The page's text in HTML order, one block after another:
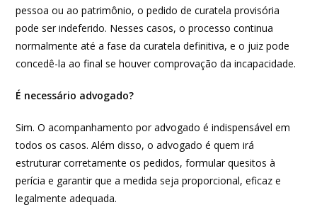
pessoa ou ao patrimônio, o pedido de curatela provisória
pode ser indeferido. Nesses casos, o processo continua
normalmente até a fase da curatela definitiva, e o juiz pode
concedê-la ao final se houver comprovação da incapacidade.
É necessário advogado?
Sim. O acompanhamento por advogado é indispensável em
todos os casos. Além disso, o advogado é quem irá
estruturar corretamente os pedidos, formular quesitos à
perícia e garantir que a medida seja proporcional, eficaz e
legalmente adequada.